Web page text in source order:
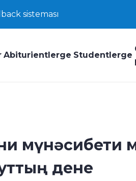
sisteması
Abiturientlerge Studentlerge
мүнәсибети
дене